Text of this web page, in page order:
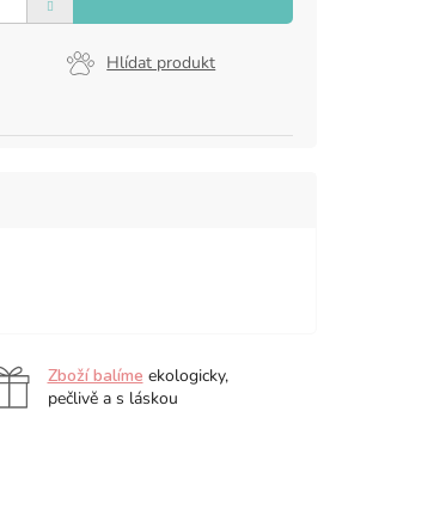
Hlídat produkt
Zboží balíme ekologicky,
pečlivě a s láskou